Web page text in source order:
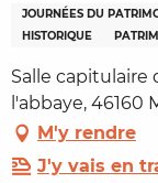
JOURNÉES DU
HISTORIQUE
Salle capitulaire
l'abbaye, 46160
M'y rendre
J'y vais en